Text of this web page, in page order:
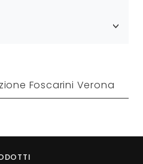
Foscarini Verona